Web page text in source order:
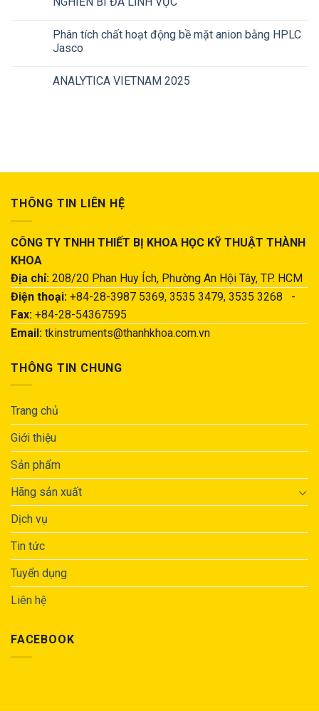
Phân tích chất hoạt động bề mặt anion bằng HPLC
Jasco
ANALYTICA VIETNAM 2025
THÔNG TIN LIÊN HỆ
CÔNG TY TNHH THIẾT BỊ KHOA HỌC KỸ THUẬT THÀNH
KHOA
Địa chỉ: 208/20 Phan Huy Ích, Phường An Hội Tây, TP. HCM
Điện thoại: +84-28-3987 5369, 3535 3479, 3535 3268 -
Fax: +84-28-54367595
Email: tkinstruments@thanhkhoa.com.vn
THÔNG TIN CHUNG
Trang chủ
Giới thiệu
Sản phẩm
Hãng sản xuất
Dịch vụ
Tin tức
Tuyển dụng
Liên hệ
FACEBOOK